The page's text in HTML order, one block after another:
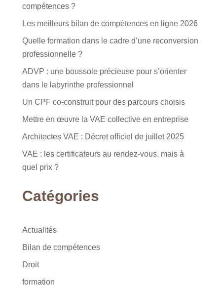
compétences ?
Les meilleurs bilan de compétences en ligne 2026
Quelle formation dans le cadre d’une reconversion
professionnelle ?
ADVP : une boussole précieuse pour s’orienter
dans le labyrinthe professionnel
Un CPF co-construit pour des parcours choisis
Mettre en œuvre la VAE collective en entreprise
Architectes VAE : Décret officiel de juillet 2025
VAE : les certificateurs au rendez-vous, mais à
quel prix ?
Catégories
Actualités
Bilan de compétences
Droit
formation